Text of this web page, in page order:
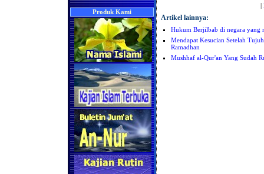
Produk Kami
|
Artikel lainnya:
Hukum Berjilbab di negara yang
Mendapat Kesucian Setelah
Ramadhan
Mushhaf al-Qur'an Yang Sudah